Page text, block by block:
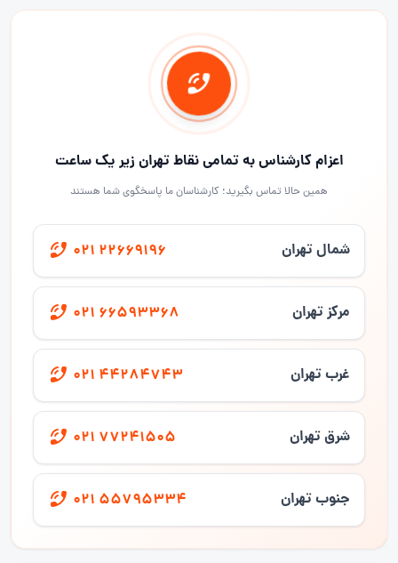
اعزام کارشناس به تمامی نقاط تهران زیر یک ساعت
همین حالا تماس بگیرید؛ کارشناسان ما پاسخگوی شما هستند
شمال تهران 021 22669196
مرکز تهران 021 66593368
غرب تهران 021 44284743
شرق تهران 021 77241505
جنوب تهران 021 55795334